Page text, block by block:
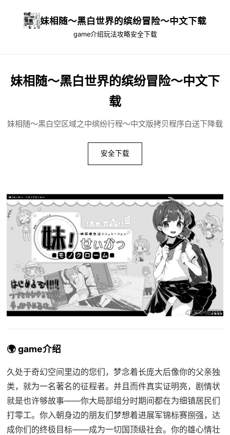
妹相随～黑白世界的缤纷冒险～中文下载
game介绍玩法攻略安全下载
妹相随～黑白世界的缤纷冒险～中文下
载
妹相随～黑白空区域之中缤纷行程～中文版拷贝程序白送下降载
安全下载
🌍 game介绍
久处于奇幻空间里边的您们，梦念着长庞大后像你的父亲独
类，就为一名著名的征程者。并且而件真实证明亮，剧情状
就是也许够故事——你大局部组分时期间都在为细镇居民们
打零工。你入朝身边的朋友们梦想着进展军锦标赛捌强，达
成你们的终极目标——成为一切国顶级社会。你的雄心情壮